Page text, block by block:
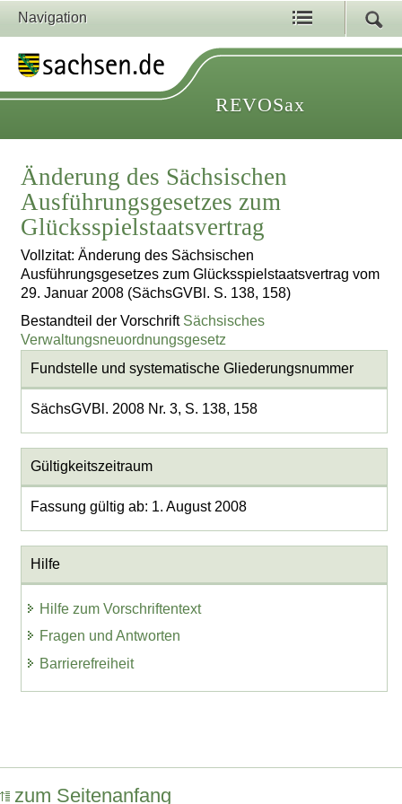
Navigation
REVOSax
Änderung des Sächsischen
Ausführungsgesetzes zum
Glücksspielstaatsvertrag
Vollzitat: Änderung des Sächsischen
Ausführungsgesetzes zum Glücksspielstaatsvertrag vom
29. Januar 2008 (SächsGVBl. S. 138, 158)
Bestandteil der Vorschrift Sächsisches
Verwaltungsneuordnungsgesetz
Fundstelle und systematische Gliederungsnummer
SächsGVBl. 2008 Nr. 3, S. 138, 158
Gültigkeitszeitraum
Fassung gültig ab: 1. August 2008
Hilfe
Hilfe zum Vorschriftentext
Fragen und Antworten
Barrierefreiheit
zum Seitenanfang